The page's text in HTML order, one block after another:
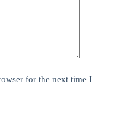
for the next time I